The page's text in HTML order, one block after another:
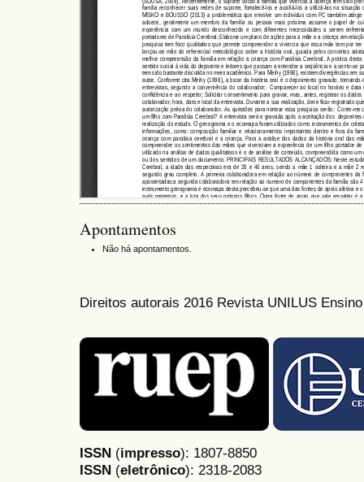
Apontamentos
Não há apontamentos.
Direitos autorais 2016 Revista UNILUS
ISSN (impresso): 1807-8850
ISSN (eletrônico): 2318-2083